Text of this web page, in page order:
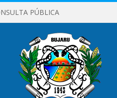
PÚBLICA